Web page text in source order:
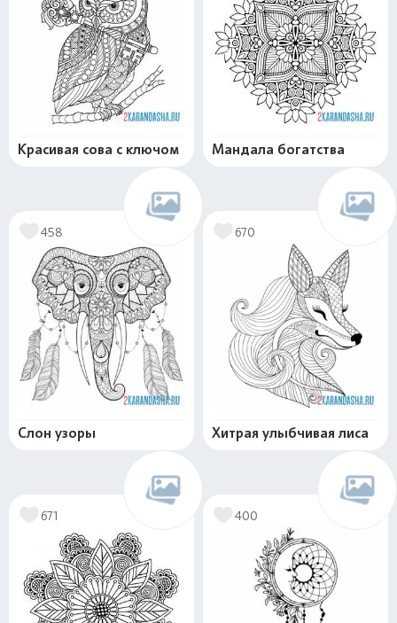
Красивая сова с ключом Мандала богатства
458
Слон узоры
670
Хитрая улыбчивая лиса
671 400